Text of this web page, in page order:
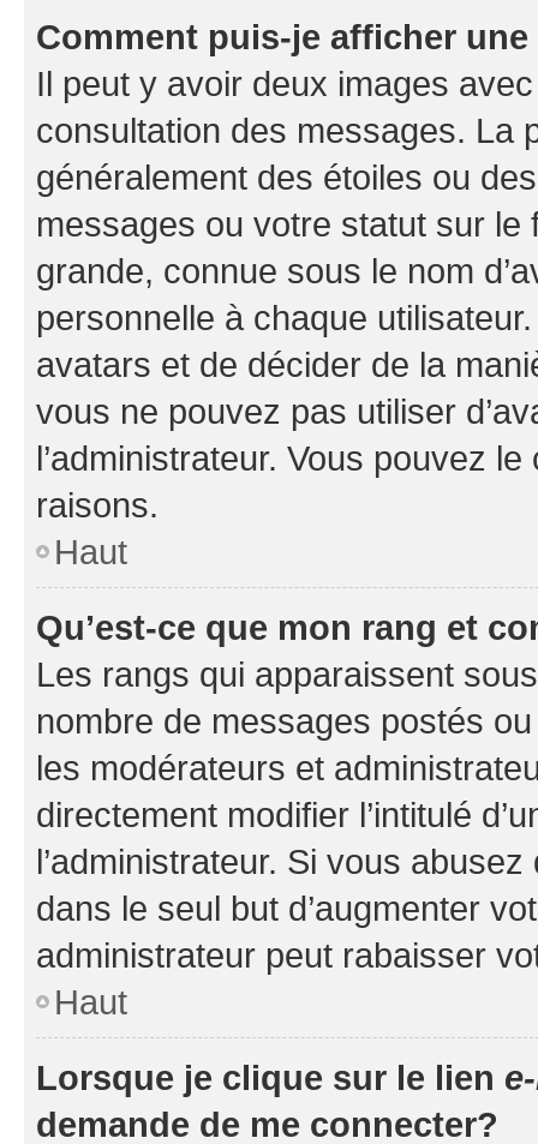
Comment puis-je afficher
Il peut y avoir deux images
consultation des messages. La
généralement des étoiles ou
messages ou votre statut sur
grande, connue sous le nom
personnelle à chaque utilisateur.
avatars et de décider de la
vous ne pouvez pas utiliser
l’administrateur. Vous pouvez
raisons.
Haut
Qu’est-ce que mon rang et
Les rangs qui apparaissent
nombre de messages postés
les modérateurs et
directement modifier l’intitulé
l’administrateur. Si vous
dans le seul but d’augmenter
administrateur peut rabaisser
Haut
Lorsque je clique sur le lien
demande de me connecter?